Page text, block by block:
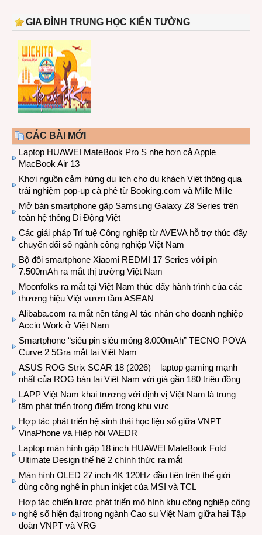
GIA ĐÌNH TRUNG HỌC KIẾN TƯỜNG
CÁC BÀI MỚI
Laptop HUAWEI MateBook Pro S nhẹ hơn cả Apple
MacBook Air 13
Khơi nguồn cảm hứng du lịch cho du khách Việt thông qua
trải nghiệm pop-up cà phê từ Booking.com và Mille Mille
Mở bán smartphone gập Samsung Galaxy Z8 Series trên
toàn hệ thống Di Động Việt
Các giải pháp Trí tuệ Công nghiệp từ AVEVA hỗ trợ thúc đẩy
chuyển đổi số ngành công nghiệp Việt Nam
Bộ đôi smartphone Xiaomi REDMI 17 Series với pin
7.500mAh ra mắt thị trường Việt Nam
Moonfolks ra mắt tại Việt Nam thúc đẩy hành trình của các
thương hiệu Việt vươn tầm ASEAN
Alibaba.com ra mắt nền tảng AI tác nhân cho doanh nghiệp
Accio Work ở Việt Nam
Smartphone “siêu pin siêu mỏng 8.000mAh” TECNO POVA
Curve 2 5Gra mắt tại Việt Nam
ASUS ROG Strix SCAR 18 (2026) – laptop gaming mạnh
nhất của ROG bán tại Việt Nam với giá gần 180 triệu đồng
LAPP Việt Nam khai trương với định vị Việt Nam là trung
tâm phát triển trọng điểm trong khu vực
Hợp tác phát triển hệ sinh thái học liệu số giữa VNPT
VinaPhone và Hiệp hội VAEDR
Laptop màn hình gập 18 inch HUAWEI MateBook Fold
Ultimate Design thế hệ 2 chính thức ra mắt
Màn hình OLED 27 inch 4K 120Hz đầu tiên trên thế giới
dùng công nghệ in phun inkjet của MSI và TCL
Hợp tác chiến lược phát triển mô hình khu công nghiệp công
nghệ số hiện đại trong ngành Cao su Việt Nam giữa hai Tập
đoàn VNPT và VRG